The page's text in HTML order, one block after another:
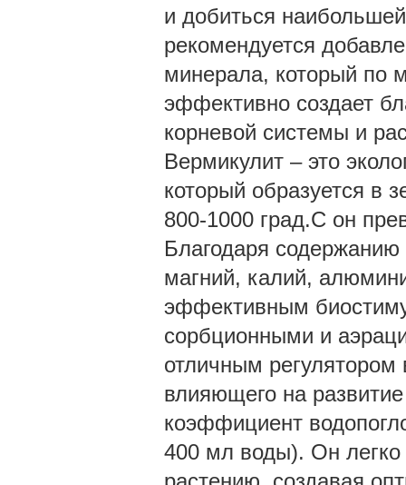
и добиться
рекомендуется
минерала, который по
эффективно создает
корневой системы и
Вермикулит – это
который образуется в
800-1000 град.С он
Благодаря содержанию
магний, калий,
эффективным
сорбционными и
отличным
влияющего на
коэффициент
400 мл воды). Он легко